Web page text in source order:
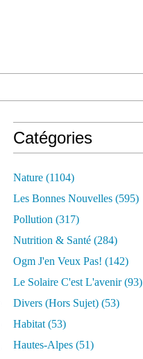
Catégories
Nature (1104)
Les Bonnes Nouvelles (595)
Pollution (317)
Nutrition & Santé (284)
Ogm J'en Veux Pas! (142)
Le Solaire C'est L'avenir(93)
Divers (hors Sujet) (53)
Habitat (53)
Hautes-Alpes (51)